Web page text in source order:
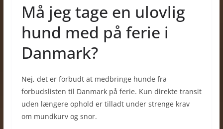
Må jeg tage en ulovlig
hund med på ferie i
Danmark?
Nej, det er forbudt at medbringe hunde fra
forbudslisten til Danmark på ferie. Kun direkte transit
uden længere ophold er tilladt under strenge krav
om mundkurv og snor.